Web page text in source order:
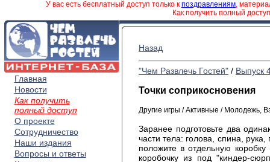
У вас есть бесплатный доступ только к поздравлениям,
Как получить полный
Главная
Новости
Как получить
полный доступ
О проекте
Сотрудничество
Наши издания
Вопросы и ответы
Назад
"Чем Развлечь Гостей" / Выпуск
Точки соприкосновения
Другие игры / Активные / Молодежь,
Заранее подготовьте два
части тела: голова, спина,
положите в отдельную
коробочку из под "киндер-